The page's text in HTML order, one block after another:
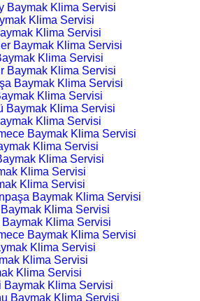
Baymak Klima Servisi
Klima Servisi
Klima Servisi
Baymak Klima Servisi
Klima Servisi
Baymak Klima Servisi
Baymak Klima Servisi
Klima Servisi
Baymak Klima Servisi
Klima Servisi
Baymak Klima Servisi
Klima Servisi
Klima Servisi
Klima Servisi
Klima Servisi
Baymak Klima Servisi
Klima Servisi
Baymak Klima Servisi
Baymak Klima Servisi
Klima Servisi
Klima Servisi
Klima Servisi
Baymak Klima Servisi
Baymak Klima Servisi